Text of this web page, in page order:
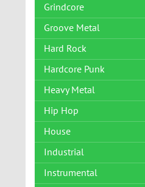
Grindcore
Groove Metal
Hard Rock
Hardcore Punk
Heavy Metal
Hip Hop
House
Industrial
Instrumental